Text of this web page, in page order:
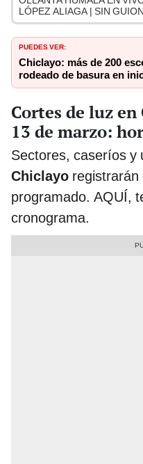
LÓPEZ ALIAGA | SIN
PUEDES VER:
Chiclayo: más de 200
rodeado de basura en
Cortes de luz
13 de marzo:
Sectores, caseríos y
Chiclayo registrarán
programado. AQUÍ,
cronograma.